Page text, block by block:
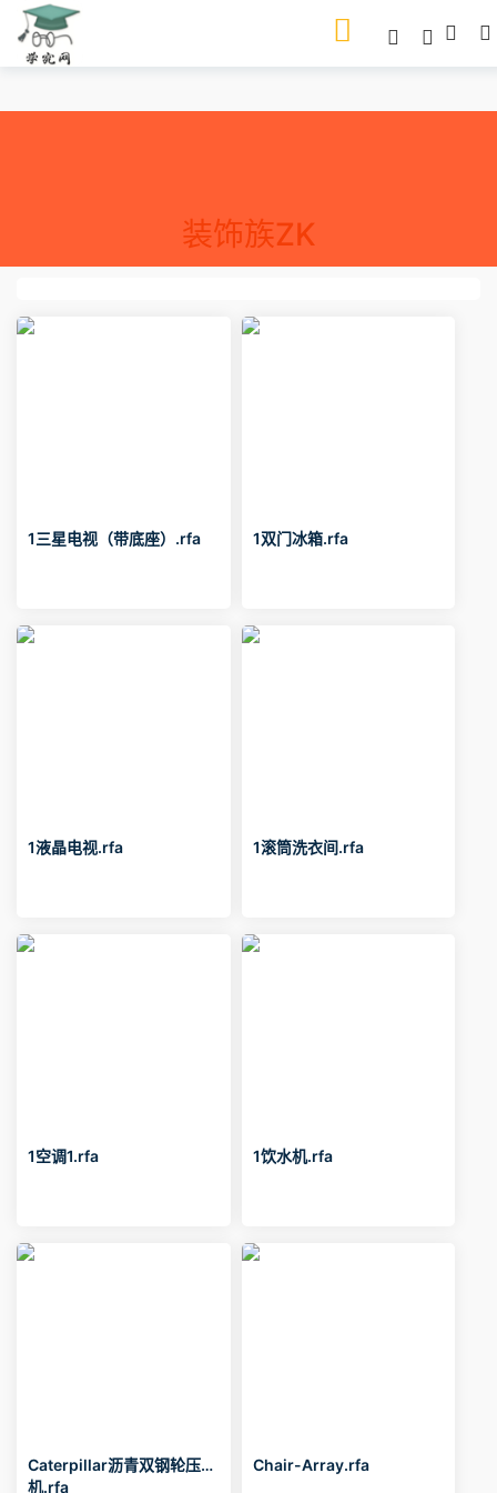
装饰族ZK
1三星电视（带底座）.rfa 1双门冰箱.rfa
1液晶电视.rfa 1滚筒洗衣间.rfa
1空调1.rfa 1饮水机.rfa
Caterpillar沥青双钢轮压路
机.rfa
Chair-Array.rfa